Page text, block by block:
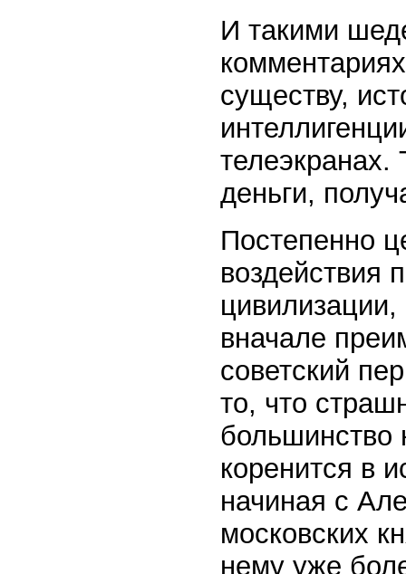
И такими
существу,
деньги,
Постепенно
воздействия
вначале
советский
то, что
большинство
коренится в
начиная с
московских
нему уже